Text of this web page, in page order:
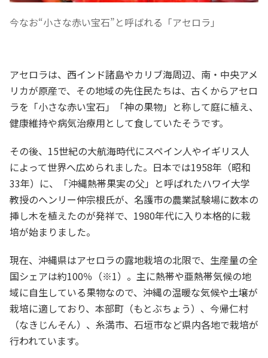
今なお“小さな赤い宝石”と呼ばれる「アセロラ」
アセロラは、西インド諸島やカリブ海周辺、南・中央アメ
リカが原産で、その地域の先住民たちは、古くからアセロ
ラを「小さな赤い宝石」「神の果物」と称して庭に植え、
健康維持や病気治療用として食していたそうです。
その後、15世紀の大航海時代にスペイン人やイギリス人
によって世界へ広められました。日本では1958年（昭和
33年）に、「沖縄熱帯果実の父」と呼ばれたハワイ大学
教授のヘンリー仲宗根氏が、名護市の農業試験場に数本の
挿し木を植えたのが発祥で、1980年代に入り本格的に栽
培が始まりました。
現在、沖縄県はアセロラの露地栽培の北限で、生産量の全
国シェアは約100％（※1）。主に熱帯や亜熱帯気候の地
域に自生している果物なので、沖縄の温暖な気候や土壌が
栽培に適しており、本部町（もとぶちょう）、今帰仁村
（なきじんそん）、糸満市、石垣市など県内各地で栽培が
行われています。